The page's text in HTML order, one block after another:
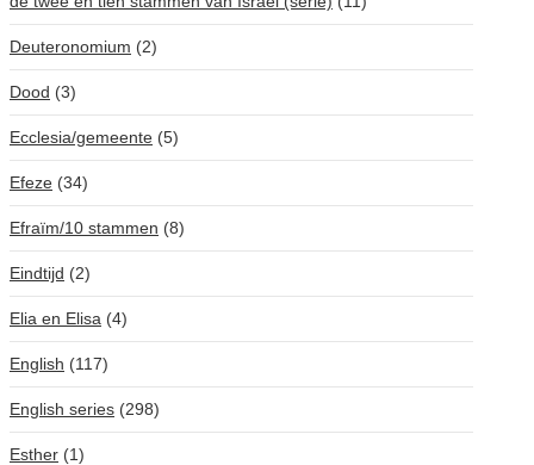
Deuteronomium (2)
Dood (3)
Ecclesia/gemeente (5)
Efeze (34)
Efraïm/10 stammen (8)
Eindtijd (2)
Elia en Elisa (4)
English (117)
English series (298)
Esther (1)